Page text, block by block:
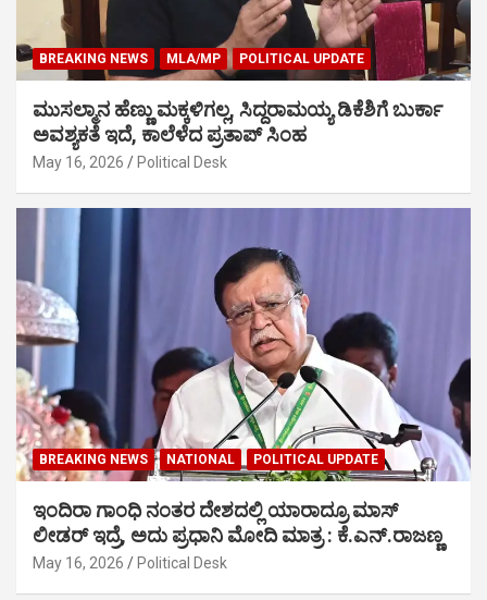
BREAKING NEWS MLA/MP POLITICAL UPDATE
ಮುಸಲ್ಮಾನ ಹೆಣ್ಣು ಮಕ್ಕಳಿಗಲ್ಲ, ಸಿದ್ದರಾಮಯ್ಯ ಡಿಕೆಶಿಗೆ ಬುರ್ಕಾ
ಅವಶ್ಯಕತೆ ಇದೆ, ಕಾಲೆಳೆದ ಪ್ರತಾಪ್ ಸಿಂಹ
May 16, 2026 Political Desk
BREAKING NEWS NATIONAL POLITICAL UPDATE
ಇಂದಿರಾ ಗಾಂಧಿ ನಂತರ ದೇಶದಲ್ಲಿ ಯಾರಾದ್ರೂ ಮಾಸ್
ಲೀಡರ್ ಇದ್ರೆ, ಅದು ಪ್ರಧಾನಿ ಮೋದಿ ಮಾತ್ರ : ಕೆ.ಎನ್.ರಾಜಣ್ಣ
May 16, 2026 Political Desk